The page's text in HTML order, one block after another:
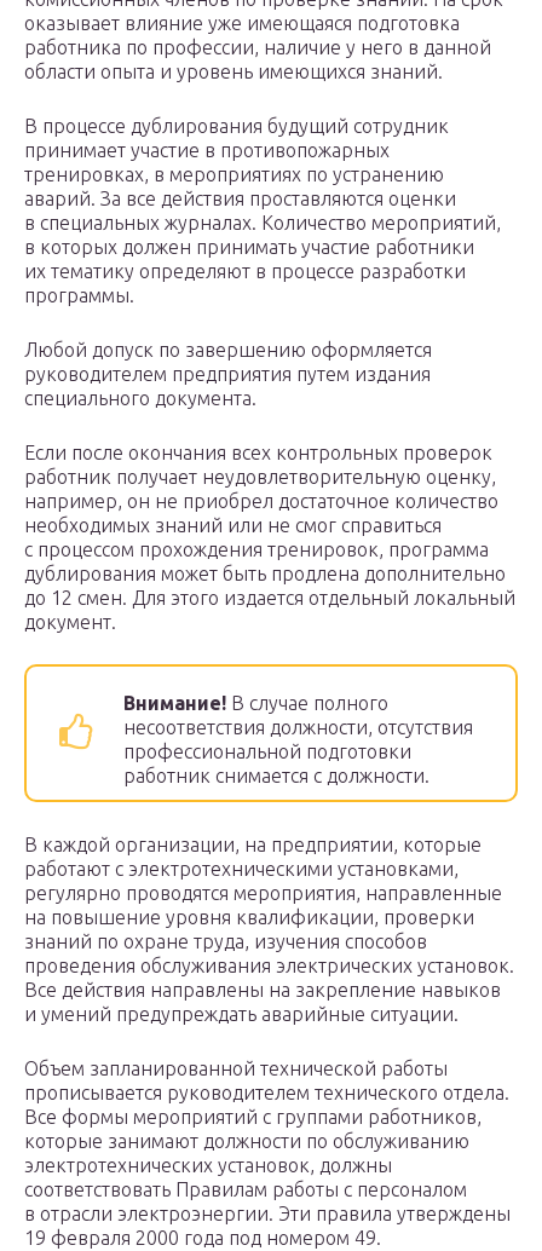
оказывает влияние уже имеющаяся подготовка
работника по профессии, наличие у него в данной
области опыта и уровень имеющихся знаний.
В процессе дублирования будущий сотрудник
принимает участие в противопожарных
тренировках, в мероприятиях по устранению
аварий. За все действия проставляются оценки
в специальных журналах. Количество мероприятий,
в которых должен принимать участие работники
их тематику определяют в процессе разработки
программы.
Любой допуск по завершению оформляется
руководителем предприятия путем издания
специального документа.
Если после окончания всех контрольных проверок
работник получает неудовлетворительную оценку,
например, он не приобрел достаточное количество
необходимых знаний или не смог справиться
с процессом прохождения тренировок, программа
дублирования может быть продлена дополнительно
до 12 смен. Для этого издается отдельный локальный
документ.
Внимание! В случае полного
несоответствия должности, отсутствия
профессиональной подготовки
работник снимается с должности.
В каждой организации, на предприятии, которые
работают с электротехническими установками,
регулярно проводятся мероприятия, направленные
на повышение уровня квалификации, проверки
знаний по охране труда, изучения способов
проведения обслуживания электрических установок.
Все действия направлены на закрепление навыков
и умений предупреждать аварийные ситуации.
Объем запланированной технической работы
прописывается руководителем технического отдела.
Все формы мероприятий с группами работников,
которые занимают должности по обслуживанию
электротехнических установок, должны
соответствовать Правилам работы с персоналом
в отрасли электроэнергии. Эти правила утверждены
19 февраля 2000 года под номером 49.